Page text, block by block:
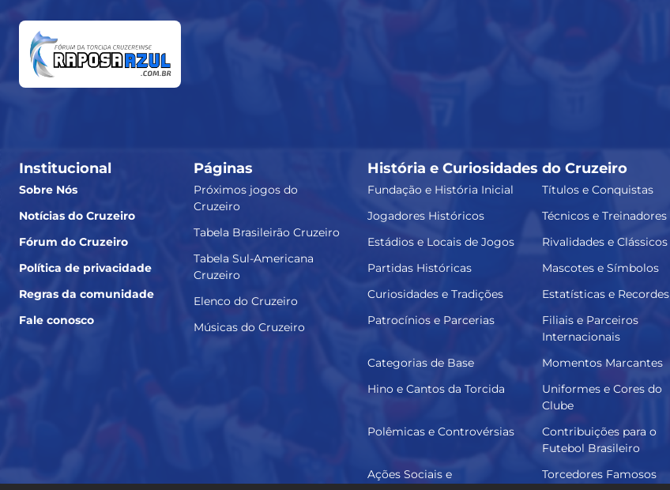
Institucional
Sobre Nós
Notícias do Cruzeiro
Fórum do Cruzeiro
Política de privacidade
Regras da comunidade
Fale conosco
Páginas
Próximos jogos do
Cruzeiro
Tabela Brasileirão Cruzeiro
Tabela Sul-Americana
Cruzeiro
Elenco do Cruzeiro
Músicas do Cruzeiro
História e Curiosidades do Cruzeiro
Fundação e História Inicial
Títulos e Conquistas
Jogadores Históricos
Técnicos e Treinadores
Estádios e Locais de Jogos
Rivalidades e Clássicos
Partidas Históricas
Mascotes e Símbolos
Curiosidades e Tradições
Estatísticas e Recordes
Patrocínios e Parcerias
Filiais e Parceiros
Internacionais
Categorias de Base
Momentos Marcantes
Hino e Cantos da Torcida
Uniformes e Cores do
Clube
Polêmicas e Controvérsias
Contribuições para o
Futebol Brasileiro
Ações Sociais e
Torcedores Famosos